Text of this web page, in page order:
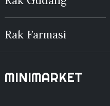
Rak Farmasi
MINIMARKET